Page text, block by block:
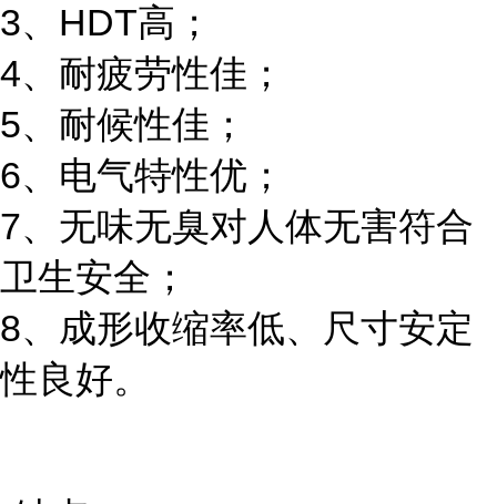
3、HDT高；
4、耐疲劳性佳；
5、耐候性佳；
6、电气特性优；
7、无味无臭对人体无害符合
卫生安全；
8、成形收缩率低、尺寸安定
性良好。